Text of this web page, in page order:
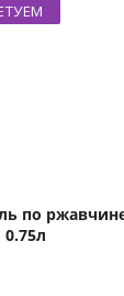
по